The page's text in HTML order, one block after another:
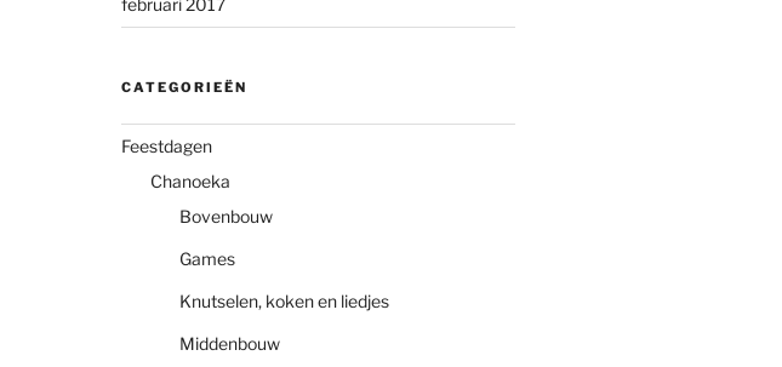
februari 2017
CATEGORIEËN
Feestdagen
Chanoeka
Bovenbouw
Games
Knutselen, koken en liedjes
Middenbouw